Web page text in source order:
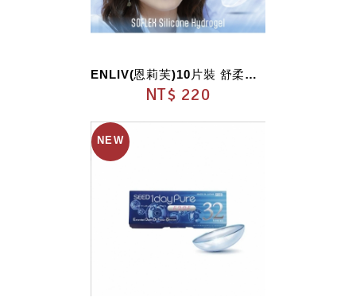
ENLIV(恩莉芙)10片裝 舒柔視 透明矽水膠日...
NT$ 220